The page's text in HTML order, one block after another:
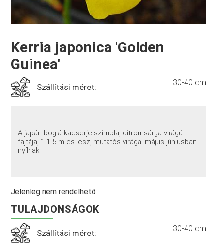
Kerria japonica 'Golden
Guinea'
Szállítási méret: 30-40 cm
A japán boglárkacserje szimpla, citromsárga virágú
fajtája, 1-1-5 m-es lesz, mutatós virágai május-júniusban
nyílnak.
Jelenleg nem rendelhető
TULAJDONSÁGOK
Szállítási méret: 30-40 cm